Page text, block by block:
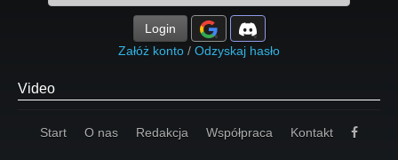
Login
Załóż konto / Odzyskaj hasło
Video
Start O nas Redakcja Współpraca Kontakt